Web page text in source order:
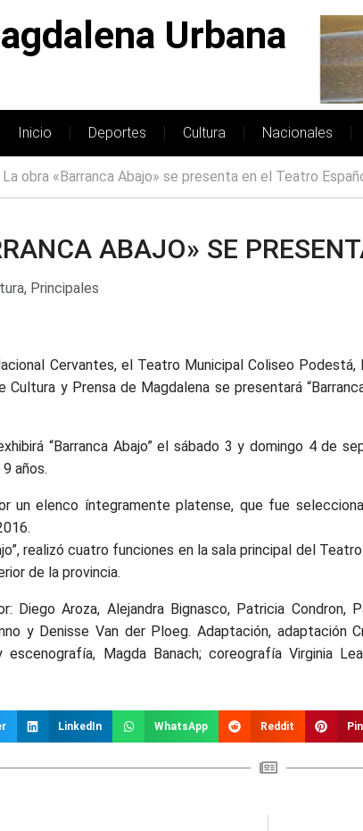
Urbana
Inicio Deportes Cultura Nacionales
La obra «Barranca Abajo» se presenta en el Teatro
ABAJO» SE
, Principales
Cervantes, el Teatro Municipal Coliseo
y Prensa de Magdalena se presentará
“Barranca Abajo” el sábado 3 y domingo 4 de
años.
un elenco íntegramente platense, que fue
realizó cuatro funciones en la sala principal del
de la provincia.
Diego Aroza, Alejandra Bignasco, Patricia Condron,
y Denisse Van der Ploeg. Adaptación, adaptación
escenografía, Magda Banach; coreografía Virginia
LinkedIn WhatsApp Reddit